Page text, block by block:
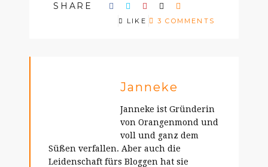
SHARE
LIKE 3 COMMENTS
Janneke
Janneke ist Gründerin
von Orangenmond und
voll und ganz dem
Süßen verfallen. Aber auch die
Leidenschaft fürs Bloggen hat sie